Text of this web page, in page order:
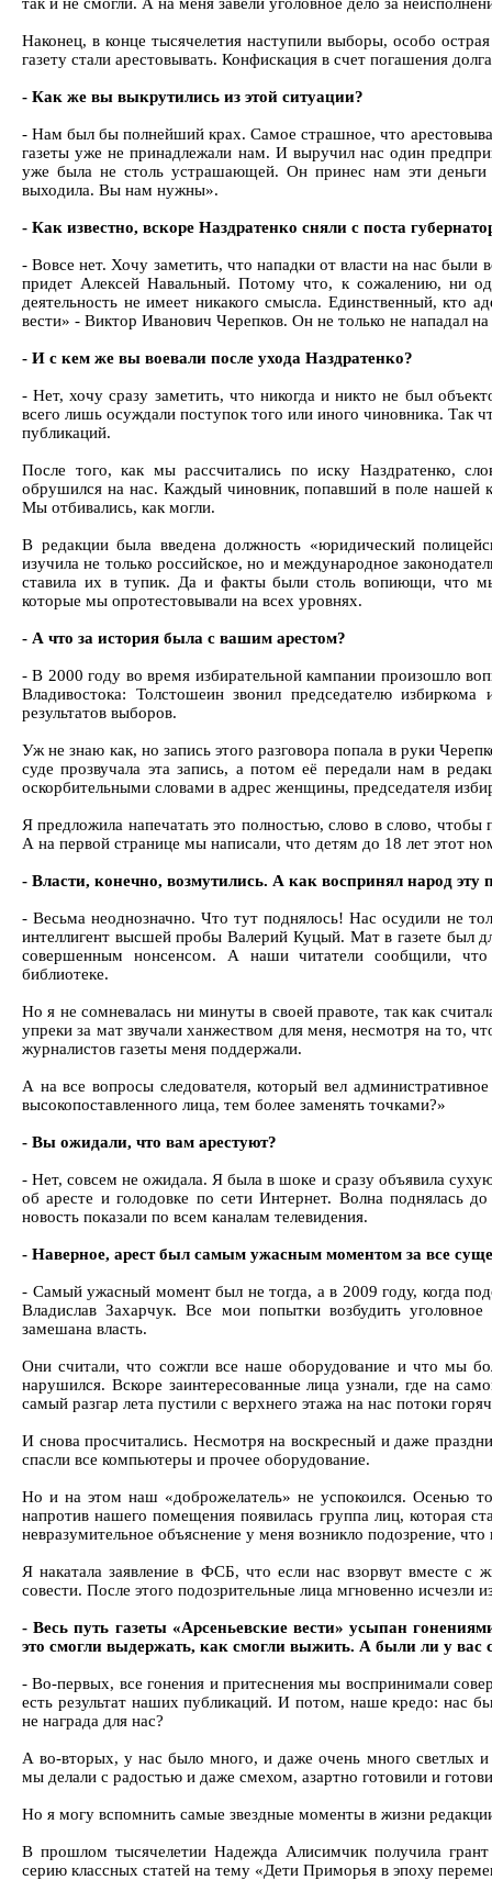
Наконец, в конце тысячелетия наступили выборы, особо
газету стали арестовывать. Конфискация в счет погашения
- Как же вы выкрутились из этой ситуации?
- Нам был бы полнейший крах. Самое страшное, что
газеты уже не принадлежали нам. И выручил нас один
уже была не столь устрашающей. Он принес нам эти деньги
выходила. Вы нам нужны».
- Как известно, вскоре Наздратенко сняли с поста
- Вовсе нет. Хочу заметить, что нападки от власти на нас были
придет Алексей Навальный. Потому что, к сожалению, ни
деятельность не имеет никакого смысла. Единственный, кто
вести» - Виктор Иванович Черепков. Он не только не нападал
- И с кем же вы воевали после ухода Наздратенко?
- Нет, хочу сразу заметить, что никогда и никто не был
всего лишь осуждали поступок того или иного чиновника. Так
публикаций.
После того, как мы рассчитались по иску Наздратенко,
обрушился на нас. Каждый чиновник, попавший в поле нашей
Мы отбивались, как могли.
В редакции была введена должность «юридический
изучила не только российское, но и международное
ставила их в тупик. Да и факты были столь вопиющи, что
которые мы опротестовывали на всех уровнях.
- А что за история была с вашим арестом?
- В 2000 году во время избирательной кампании произошло
Владивостока: Толстошеин звонил председателю
результатов выборов.
Уж не знаю как, но запись этого разговора попала в руки
суде прозвучала эта запись, а потом её передали нам в
оскорбительными словами в адрес женщины, председателя
Я предложила напечатать это полностью, слово в слово, чтобы
А на первой странице мы написали, что детям до 18 лет этот
- Власти, конечно, возмутились. А как воспринял народ эту
- Весьма неоднозначно. Что тут поднялось! Нас осудили не
интеллигент высшей пробы Валерий Куцый. Мат в газете был
совершенным нонсенсом. А наши читатели сообщили,
библиотеке.
Но я не сомневалась ни минуты в своей правоте, так как
упреки за мат звучали ханжеством для меня, несмотря на то,
журналистов газеты меня поддержали.
А на все вопросы следователя, который вел
высокопоставленного лица, тем более заменять точками?»
- Вы ожидали, что вам арестуют?
- Нет, совсем не ожидала. Я была в шоке и сразу объявила
об аресте и голодовке по сети Интернет. Волна поднялась
новость показали по всем каналам телевидения.
- Наверное, арест был самым ужасным моментом за все
- Самый ужасный момент был не тогда, а в 2009 году, когда
Владислав Захарчук. Все мои попытки возбудить
замешана власть.
Они считали, что сожгли все наше оборудование и что мы
нарушился. Вскоре заинтересованные лица узнали, где на
самый разгар лета пустили с верхнего этажа на нас потоки
И снова просчитались. Несмотря на воскресный и даже
спасли все компьютеры и прочее оборудование.
Но и на этом наш «доброжелатель» не успокоился. Осенью
напротив нашего помещения появилась группа лиц, которая
невразумительное объяснение у меня возникло подозрение, что
Я накатала заявление в ФСБ, что если нас взорвут вместе
совести. После этого подозрительные лица мгновенно исчезли
- Весь путь газеты «Арсеньевские вести» усыпан
это смогли выдержать, как смогли выжить. А были ли у вас
- Во-первых, все гонения и притеснения мы воспринимали
есть результат наших публикаций. И потом, наше кредо: нас
не награда для нас?
А во-вторых, у нас было много, и даже очень много светлых
мы делали с радостью и даже смехом, азартно готовили и
Но я могу вспомнить самые звездные моменты в жизни
В прошлом тысячелетии Надежда Алисимчик получила
серию классных статей на тему «Дети Приморья в эпоху